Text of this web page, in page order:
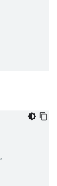
,